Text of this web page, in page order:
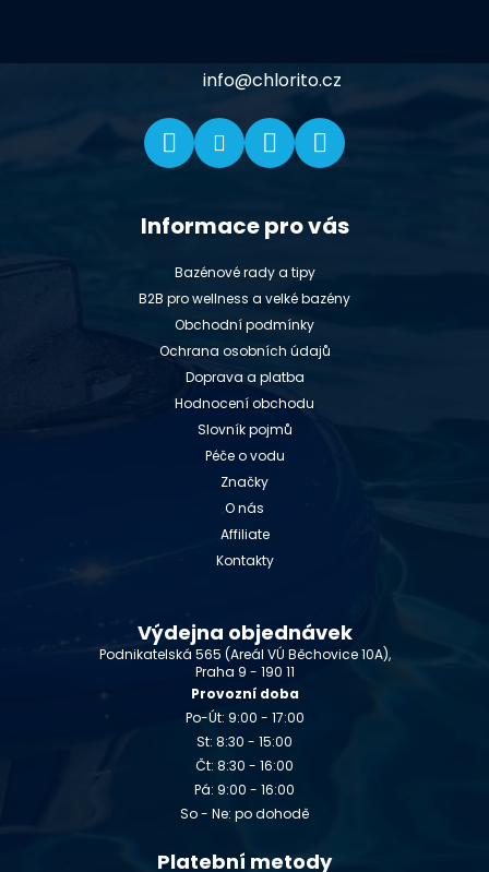
info@chlorito.cz
Informace pro vás
Bazénové rady a tipy
B2B pro wellness a velké bazény
Obchodní podmínky
Ochrana osobních údajů
Doprava a platba
Hodnocení obchodu
Slovník pojmů
Péče o vodu
Značky
O nás
Affiliate
Kontakty
Výdejna objednávek
Podnikatelská 565 (Areál VÚ Běchovice 10A),
Praha 9 - 190 11
Provozní doba
Po-Út: 9:00 - 17:00
St: 8:30 - 15:00
Čt: 8:30 - 16:00
Pá: 9:00 - 16:00
So - Ne: po dohodě
Platební metody